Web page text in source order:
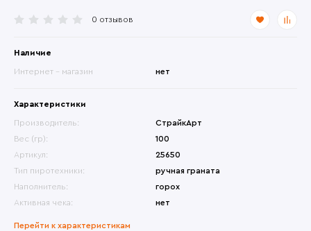
0 отзывов
Наличие
Интернет - магазин нет
Характеристики
Производитель:
СтрайкАрт
Вес (гр):
100
Артикул:
25650
Тип пиротехники:
ручная граната
Наполнитель:
горох
Активная чека:
нет
Перейти к характеристикам